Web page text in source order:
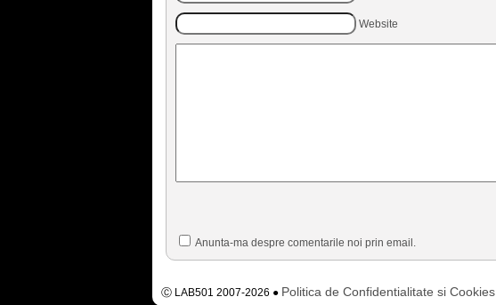
Website
Anunta-ma despre comentarile noi prin email.
Ⓒ LAB501 2007-2026 ● Politica de Confidentialitate si Cookies